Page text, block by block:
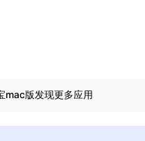
mac版发现更多应用